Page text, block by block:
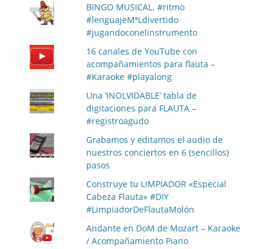
BINGO MUSICAL. #ritmo
#lenguajeMªLdivertido
#jugandoconelinstrumento
16 canales de YouTube con
acompañamientos para flauta –
#Karaoke #playalong
Una ‘INOLVIDABLE’ tabla de
digitaciones para FLAUTA –
#registroagudo
Grabamos y editamos el audio de
nuestros conciertos en 6 (sencillos)
pasos
Construye tu LIMPIADOR «Especial
Cabeza Flauta» #DIY
#LimpiadorDeFlautaMolón
Andante en DoM de Mozart – Karaoke
/ Acompañamiento Piano